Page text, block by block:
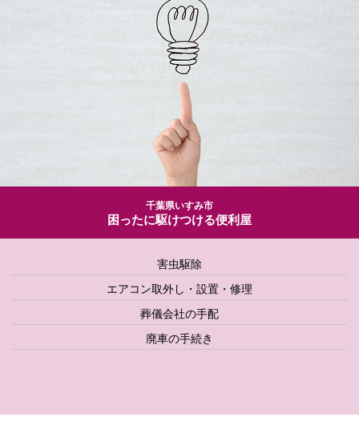
千葉県いすみ市
困ったに駆けつける便利屋
害虫駆除
エアコン取外し・設置・修理
葬儀会社の手配
廃車の手続き